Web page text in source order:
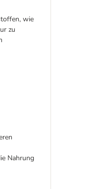
wie
zu
Nahrung